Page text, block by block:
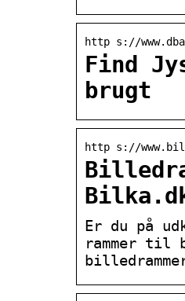
http s://
Find
brugt
http s://
Er du på
rammer til